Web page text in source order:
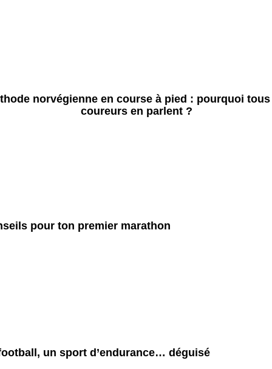
norvégienne en course à pied : pourquoi
coureurs en parlent ?
pour ton premier marathon
un sport d’endurance… déguisé